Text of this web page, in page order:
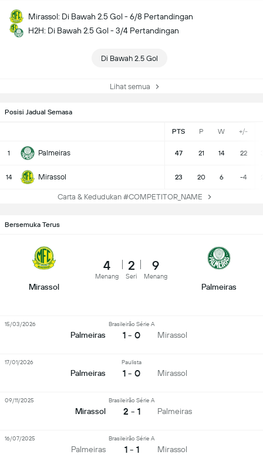
Mirassol: Di Bawah 2.5 Gol - 6/8 Pertandingan
H2H: Di Bawah 2.5 Gol - 3/4 Pertandingan
Di Bawah 2.5 Gol
Lihat semua
Posisi Jadual Semasa
PTS P W +/-
1 Palmeiras 47 21 14 22
14 Mirassol 23 20 6 -4
Carta & Kedudukan #COMPETITOR_NAME
Bersemuka Terus
Mirassol
4
Menang
2
Seri
9
Menang
Palmeiras
Palmeiras
Brasileirão Série A
1 - 0 Mirassol
15/03/2026
Palmeiras
Paulista
1 - 0 Mirassol
17/01/2026
Mirassol
Brasileirão Série A
2 - 1 Palmeiras
09/11/2025
Palmeiras
Brasileirão Série A
1 - 1 Mirassol
16/07/2025